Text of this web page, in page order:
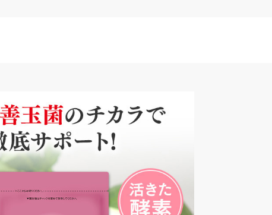
末：378mg、パパイヤ加工品：315mg
匂いが異なる場合がありますが、品質に問題はありません。
で、その場合は量を減らすか、ご利用を中止してください。